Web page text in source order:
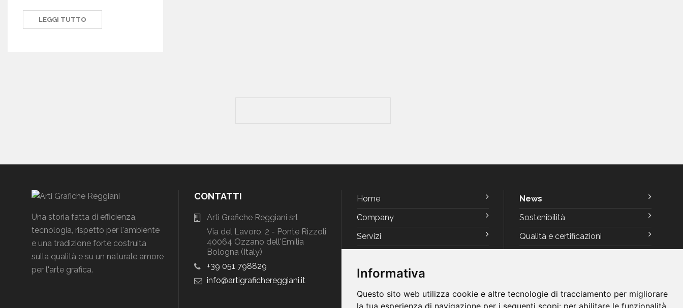
Informativa
Questo sito web utilizza cookie e altre tecnologie di tracciamento per migliorare
la tua esperienza di navigazione per i seguenti scopi: per abilitare le funzionalità
LEGGI TUTTO
Una storia fatta di efficienza,
tecnologia, rispetto per l'ambiente
e una tradizione forte costruita
sulla qualità e su un naturale amore
per l'arte grafica.
CONTATTI
Arti Grafiche Reggiani srl
Via del Lavoro, 2 - Ponte Rizzoli
40064 Ozzano dell'Emilia
Bologna (Italy)
+39 051 798829
info
artigrafichereggiani it
Home
Company
Servizi
Produzione
Contatti
News
Sostenibilità
Qualità e certificazioni
Pala Arti Grafiche Reggiani